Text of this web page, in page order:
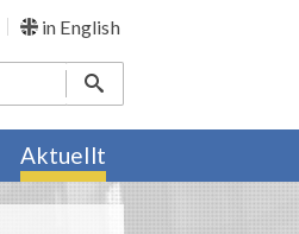
in English
Aktuellt